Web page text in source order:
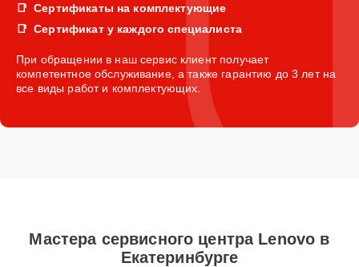
Сертификаты на комплектующие
Сертификат у каждого специалиста
При обращении в наш сервис клиент получает
компетентное обслуживание, а также гарантию до 3 лет на
все виды работ и комплектующих.
Мастера сервисного центра Lenovo в
Екатеринбурге